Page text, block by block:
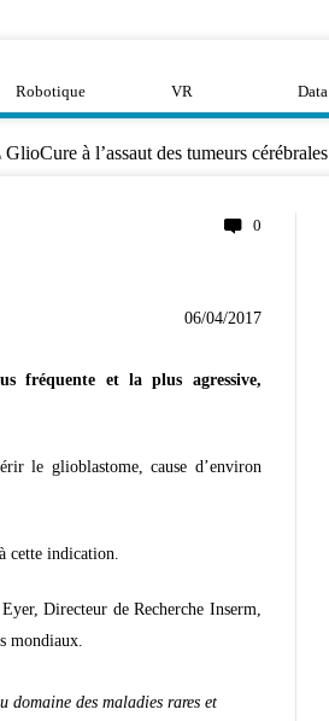
Robotique VR Data
GlioCure à l’assaut des tumeurs cérébrales
0
06/04/2017
fréquente et la plus agressive,
le glioblastome, cause d’environ
cette indication.
Directeur de Recherche Inserm,
mondiaux.
domaine des maladies rares et